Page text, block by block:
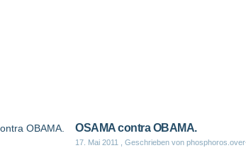
OSAMA contra OBAMA.
17. Mai 2011 , Geschrieben von